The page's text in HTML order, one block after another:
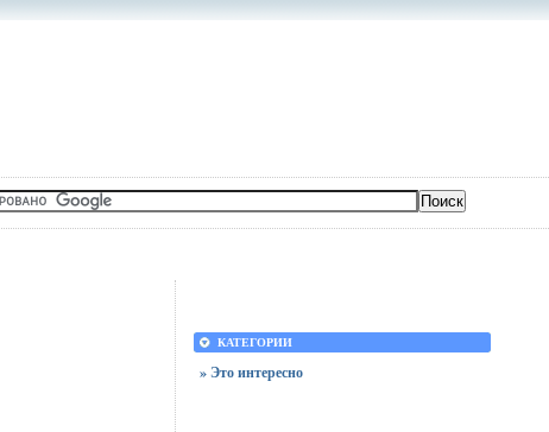
КАТЕГОРИИ
» Это интересно